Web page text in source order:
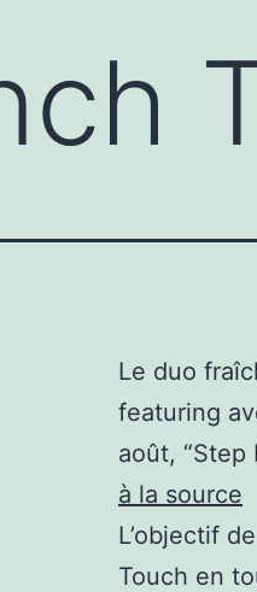
Le duo
featuring
août,
à la source
L’objectif
Touch en